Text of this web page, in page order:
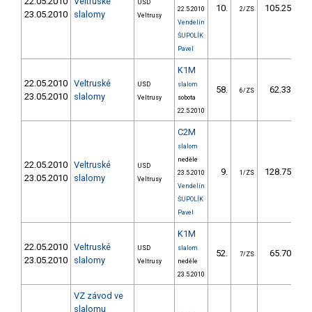
23.05.2010
slalomy
USD
Veltrusy
22.5.2010
Vendelín
ŠUPOLÍK
Pavel
10. 2/ZS 105.25
22.05.2010
23.05.2010
Veltruské
slalomy
USD
Veltrusy
K1M
slalom
sobota
22.5.2010
58. 6/ZS 62.33
22.05.2010
23.05.2010
Veltruské
slalomy
USD
Veltrusy
C2M
slalom
neděle
23.5.2010
Vendelín
ŠUPOLÍK
Pavel
9. 1/ZS 128.75
22.05.2010
23.05.2010
Veltruské
slalomy
USD
Veltrusy
K1M
slalom
neděle
23.5.2010
52. 7/ZS 65.70
VZ závod ve
slalomu